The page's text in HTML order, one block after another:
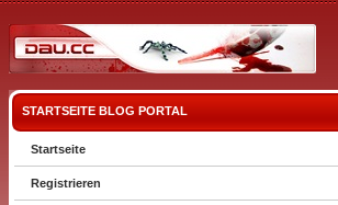
STARTSEITE BLOG PORTAL
Startseite
Registrieren